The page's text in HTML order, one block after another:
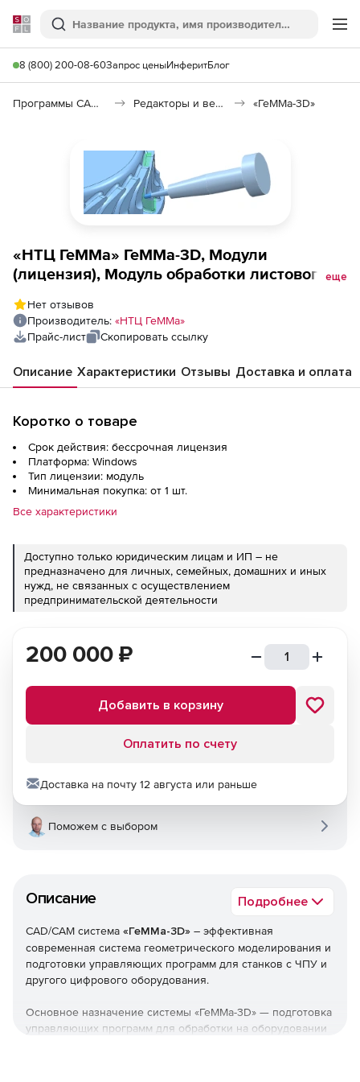
Softline
Поиск
8 (800) 200-08-60Запрос ценыИнферитБлог
Программы САПР и ГИС Редакторы и векторизаторы «ГеММа-3D»
«НТЦ ГеММа» ГеММа-3D, Модули
(лицензия), Модуль обработки листовогоеще
Нет отзывов
Производитель: «НТЦ ГеММа»
Прайс-лист
Скопировать ссылку
Описание Характеристики Отзывы Доставка и оплата
Коротко о товаре
Срок действия: бессрочная лицензия
Платформа: Windows
Тип лицензии: модуль
Минимальная покупка: от 1 шт.
Все характеристики
Доступно только юридическим лицам и ИП – не
предназначено для личных, семейных, домашних и иных
нужд, не связанных с осуществлением
предпринимательской деятельности
Описание Подробнее
CAD/CAM система «ГеММа-3D» – эффективная
современная система геометрического моделирования и
подготовки управляющих программ для станков c ЧПУ и
другого цифрового оборудования.
Основное назначение системы «ГеММа-3D» — подготовка
управляющих программ для обработки на оборудовании
200 000 ₽
Добавить в корзину
Оплатить по счету
Доставка на почту 12 августа или раньше
Поможем с выбором